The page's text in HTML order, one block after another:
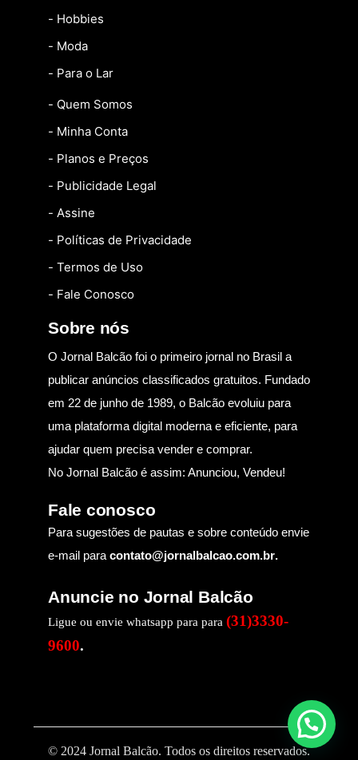
- Hobbies
- Moda
- Para o Lar
- Quem Somos
- Minha Conta
- Planos e Preços
- Publicidade Legal
- Assine
- Políticas de Privacidade
- Termos de Uso
- Fale Conosco
Sobre nós
O Jornal Balcão foi o primeiro jornal no Brasil a
publicar anúncios classificados gratuitos. Fundado
em 22 de junho de 1989, o Balcão evoluiu para
uma plataforma digital moderna e eficiente, para
ajudar quem precisa vender e comprar.
No Jornal Balcão é assim: Anunciou, Vendeu!
Fale conosco
Para sugestões de pautas e sobre conteúdo envie
e-mail para contato@jornalbalcao.com.br.
Anuncie no Jornal Balcão
Ligue ou envie whatsapp para para (31)3330-
9600.
© 2024 Jornal Balcão. Todos os direitos reservados.